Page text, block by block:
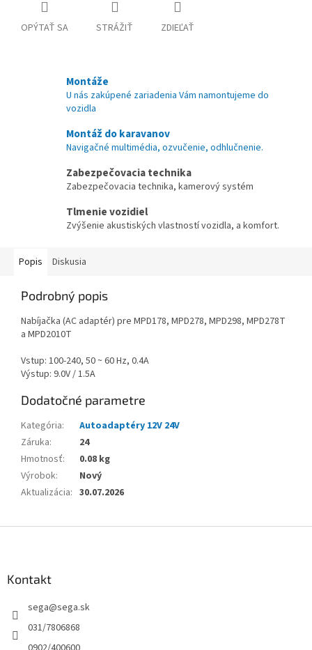
OPÝTAŤ SA STRÁŽIŤ ZDIEĽAŤ
Montáže
U nás zakúpené zariadenia Vám namontujeme do
vozidla
Montáž do karavanov
Navigačné multimédia, ozvučenie, odhlučnenie.
Zabezpečovacia technika
Zabezpečovacia technika, kamerový systém
Tlmenie vozidiel
Zvýšenie akustiských vlastností vozidla, a komfort.
Popis Diskusia
Podrobný popis
Nabíjačka (AC adaptér) pre MPD178, MPD278, MPD298, MPD278T
a MPD2010T
Vstup: 100-240, 50 ~ 60 Hz, 0.4A
Výstup: 9.0V / 1.5A
Dodatočné parametre
Kategória:
Autoadaptéry 12V 24V
Záruka:
24
Hmotnosť:
0.08 kg
Výrobok:
Nový
Aktualizácia: 30.07.2026
Kontakt
sega@sega.sk
031/7806868